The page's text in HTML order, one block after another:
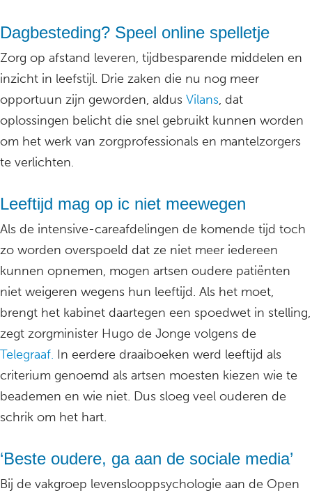
Dagbesteding? Speel online spelletje
Zorg op afstand leveren, tijdbesparende middelen en
inzicht in leefstijl. Drie zaken die nu nog meer
opportuun zijn geworden, aldus Vilans, dat
oplossingen belicht die snel gebruikt kunnen worden
om het werk van zorgprofessionals en mantelzorgers
te verlichten.
Leeftijd mag op ic niet meewegen
Als de intensive-careafdelingen de komende tijd toch
zo worden overspoeld dat ze niet meer iedereen
kunnen opnemen, mogen artsen oudere patiënten
niet weigeren wegens hun leeftijd. Als het moet,
brengt het kabinet daartegen een spoedwet in stelling,
zegt zorgminister Hugo de Jonge volgens de
Telegraaf. In eerdere draaiboeken werd leeftijd als
criterium genoemd als artsen moesten kiezen wie te
beademen en wie niet. Dus sloeg veel ouderen de
schrik om het hart.
‘Beste oudere, ga aan de sociale media’
Bij de vakgroep levenslooppsychologie aan de Open